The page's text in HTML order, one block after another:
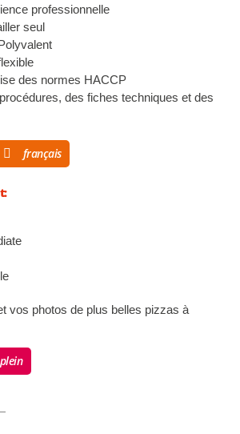
professionnelle
seul
des normes HACCP
des fiches techniques et des
français
vos photos de plus belles pizzas à